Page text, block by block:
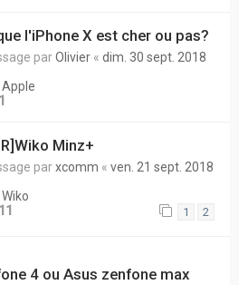
l'iPhone X est cher ou pas?
parOlivier « dim. 30 sept. 2018
Apple
1
Minz+
parxcomm « ven. 21 sept. 2018
Wiko
11 1 2
4 ou Asus zenfone max